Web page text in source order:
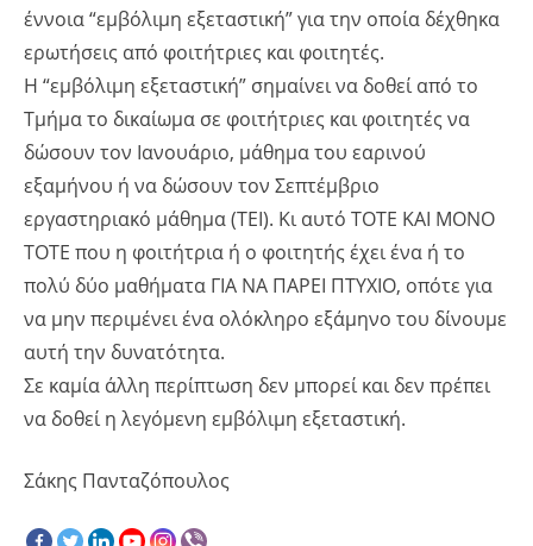
έννοια “εμβόλιμη εξεταστική” για την οποία δέχθηκα
ερωτήσεις από φοιτήτριες και φοιτητές.
Η “εμβόλιμη εξεταστική” σημαίνει να δοθεί από το
Τμήμα το δικαίωμα σε φοιτήτριες και φοιτητές να
δώσουν τον Ιανουάριο, μάθημα του εαρινού
εξαμήνου ή να δώσουν τον Σεπτέμβριο
εργαστηριακό μάθημα (ΤΕΙ). Κι αυτό ΤΟΤΕ ΚΑΙ ΜΟΝΟ
ΤΟΤΕ που η φοιτήτρια ή ο φοιτητής έχει ένα ή το
πολύ δύο μαθήματα ΓΙΑ ΝΑ ΠΑΡΕΙ ΠΤΥΧΙΟ, οπότε για
να μην περιμένει ένα ολόκληρο εξάμηνο του δίνουμε
αυτή την δυνατότητα.
Σε καμία άλλη περίπτωση δεν μπορεί και δεν πρέπει
να δοθεί η λεγόμενη εμβόλιμη εξεταστική.
Σάκης Πανταζόπουλος